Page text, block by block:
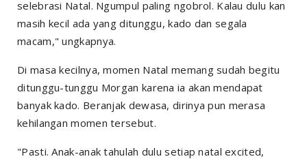
selebrasi Natal. Ngumpul paling ngobrol. Kalau dulu kan
masih kecil ada yang ditunggu, kado dan segala
macam," ungkapnya.
Di masa kecilnya, momen Natal memang sudah begitu
ditunggu-tunggu Morgan karena ia akan mendapat
banyak kado. Beranjak dewasa, dirinya pun merasa
kehilangan momen tersebut.
"Pasti. Anak-anak tahulah dulu setiap natal excited,